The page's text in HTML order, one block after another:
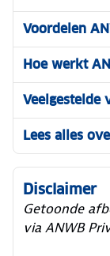
Voordelen
Hoe werkt
Veelgestelde
Lees alles
Disclaimer
Getoonde
via ANWB